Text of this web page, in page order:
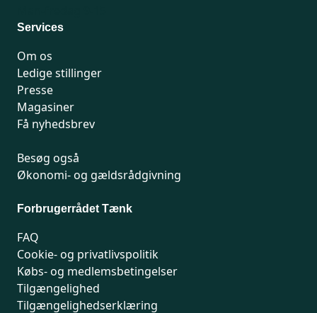
Services
Om os
Ledige stillinger
Presse
Magasiner
Få nyhedsbrev
Besøg også
Økonomi- og gældsrådgivning
Forbrugerrådet Tænk
FAQ
Cookie- og privatlivspolitik
Købs- og medlemsbetingelser
Tilgængelighed
Tilgængelighedserklæring